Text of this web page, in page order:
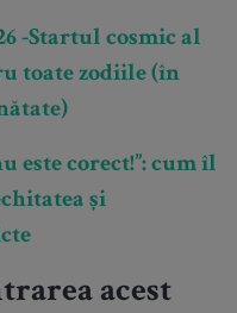
-Startul cosmic al
toate zodiile (în
este corect!”: cum îl
și
acest